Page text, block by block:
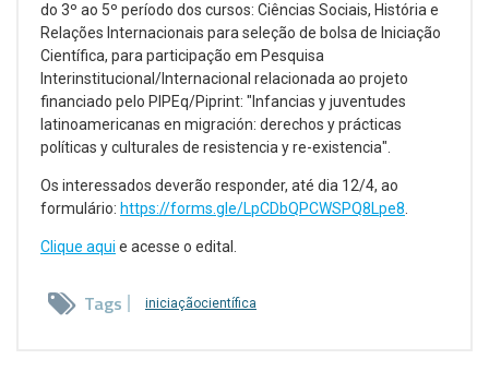
do 3º ao 5º período dos cursos: Ciências Sociais, História e
Relações Internacionais para seleção de bolsa de Iniciação
Científica, para participação em Pesquisa
Interinstitucional/Internacional relacionada ao projeto
financiado pelo PIPEq/Piprint: "Infancias y juventudes
latinoamericanas en migración: derechos y prácticas
políticas y culturales de resistencia y re-existencia".
Os interessados deverão responder, até dia 12/4, ao
formulário: https://forms.gle/LpCDbQPCWSPQ8Lpe8
Clique aqui e acesse o edital.
Tags iniciaçãocientífica